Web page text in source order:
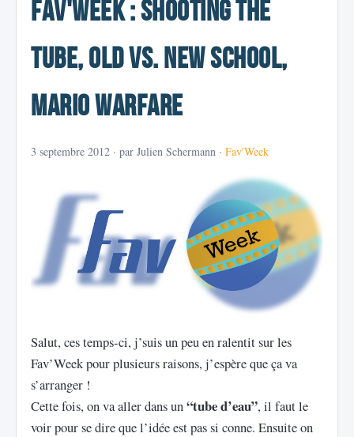
Fav'Week : Shooting The
Tube, Old vs. New School,
MARIO WARFARE
3 septembre 2012 · par Julien Schermann · Fav'Week
Salut, ces temps-ci, j’suis un peu en ralentit sur les
Fav’Week pour plusieurs raisons, j’espère que ça va
s’arranger !
Cette fois, on va aller dans un “tube d’eau”, il faut le
voir pour se dire que l’idée est pas si conne. Ensuite on